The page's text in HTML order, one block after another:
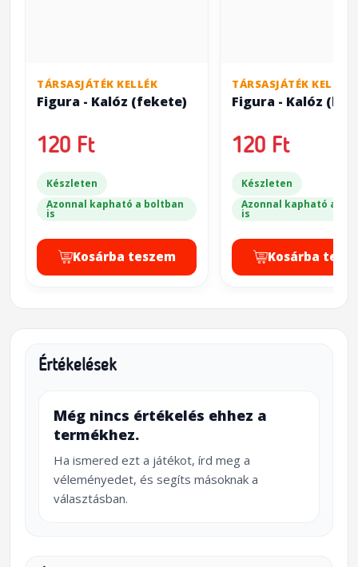
TÁRSASJÁTÉK KELLÉK
Figura - Kalóz (fekete)
120 Ft
Készleten
Azonnal kapható a boltban
is
Kosárba teszem
TÁRSASJÁTÉK KELLÉK
Figura - Kalóz
120 Ft
Készleten
Azonnal kapható a
is
Kosárba
Értékelések
Még nincs értékelés ehhez a
termékhez.
Ha ismered ezt a játékot, írd meg a
véleményedet, és segíts másoknak a
választásban.